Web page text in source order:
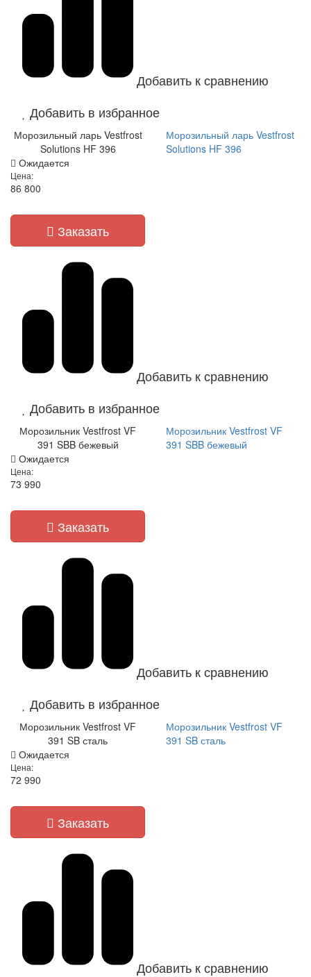
Добавить к сравнению
Добавить в избранное
Морозильный ларь Vestfrost
Solutions HF 396
Морозильный ларь Vestfrost
Solutions HF 396
Ожидается
Цена:
86 800
Заказать
Добавить к сравнению
Добавить в избранное
Морозильник Vestfrost VF
391 SBB бежевый
Морозильник Vestfrost VF
391 SBB бежевый
Ожидается
Цена:
73 990
Заказать
Добавить к сравнению
Добавить в избранное
Морозильник Vestfrost VF
391 SB сталь
Морозильник Vestfrost VF
391 SB сталь
Ожидается
Цена:
72 990
Заказать
Добавить к сравнению